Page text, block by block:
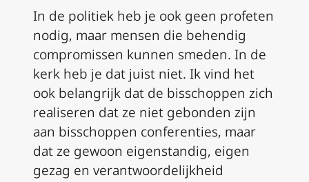
In de politiek heb je ook geen profeten
nodig, maar mensen die behendig
compromissen kunnen smeden. In de
kerk heb je dat juist niet. Ik vind het
ook belangrijk dat de bisschoppen zich
realiseren dat ze niet gebonden zijn
aan bisschoppen conferenties, maar
dat ze gewoon eigenstandig, eigen
gezag en verantwoordelijkheid